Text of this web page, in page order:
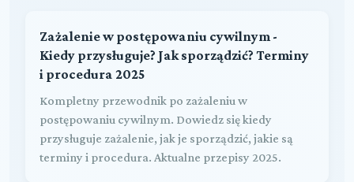
Zażalenie w postępowaniu cywilnym -
Kiedy przysługuje? Jak sporządzić? Terminy
i procedura 2025
Kompletny przewodnik po zażaleniu w
postępowaniu cywilnym. Dowiedz się kiedy
przysługuje zażalenie, jak je sporządzić, jakie są
terminy i procedura. Aktualne przepisy 2025.